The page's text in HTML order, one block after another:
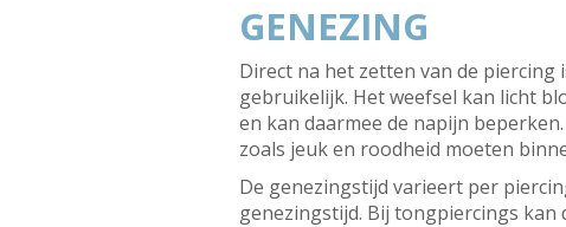
GENEZING
Direct na het zetten van de piercing
gebruikelijk. Het weefsel kan licht
en kan daarmee de napijn
zoals jeuk en roodheid moeten
De genezingstijd varieert per
genezingstijd. Bij tongpiercings kan